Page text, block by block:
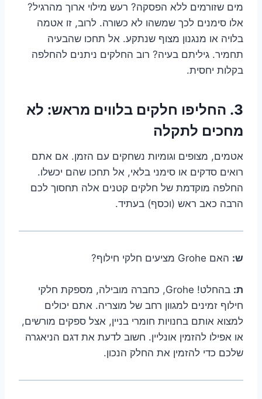
מים שזורמים ללא הפסקה? רעש מילוי ארוך מהרגיל?
אלו סימנים לכך שמשהו לא כשורה. לרוב, זו אטמה
בלויה או מנגנון מצוף שנתקע. אל תחכו שהבעיה
תחמיר. גיליתם בעיה? רוב החלקים ניתנים להחלפה
בקלות יחסית.
3. החליפו חלקים בלווים מראש: לא
מחכים לתקלה
אטמים, מצופים וגומיות נשחקים עם הזמן. אם אתם
רואים סדקים או סימני בלאי, אל תחכו שהם יכשלו.
החלפה מוקדמת של חלקים קטנים אלה תחסוך לכם
הרבה כאב ראש (וכסף) בעתיד.
ש: האם Grohe מציעים חלקי חילוף?
ת:
בהחלט! Grohe, כחברה מובילה, מספקת חלקי
חילוף זמינים למגוון רחב של מוצריה. אתם יכולים
למצוא אותם בחנויות חומרי בניין, אצל ספקים מורשים,
או אפילו להזמין אונליין. חשוב לדעת את דגם הניאגרה
שלכם כדי להזמין את החלק הנכון.